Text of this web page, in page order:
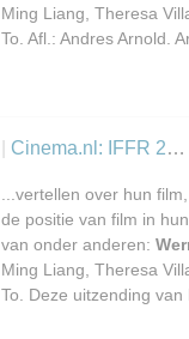
Ming Liang, Theresa
To. Afl.: Andres Arnold.
Cinema.nl: IFFR 2007
...vertellen over hun
de positie van film in
van onder anderen:
Ming Liang, Theresa
To. Deze uitzending